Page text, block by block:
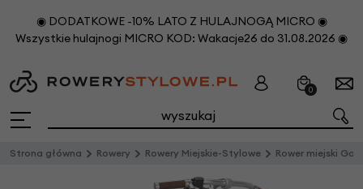
◉ DODATKOWE -10% LATO Z HULAJNOGĄ MICRO ◉
Wszystkie hulajnogi MICRO KOD: Wakacje26 do 31.08.2026 ◉
0
Strona główna Rowery Rowery Miejskie-Stylowe Rower miejski Gazelle Van Stael Damski